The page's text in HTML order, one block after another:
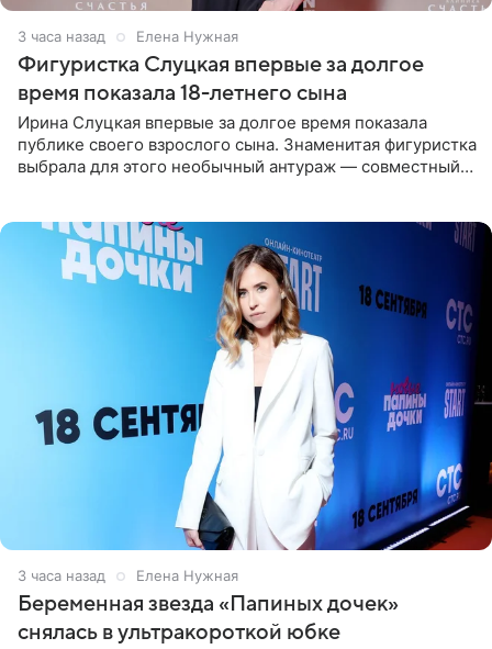
3 часа назад Елена Нужная
Фигуристка Слуцкая впервые за долгое
время показала 18-летнего сына
Ирина Слуцкая впервые за долгое время показала
публике своего взрослого сына. Знаменитая фигуристка
выбрала для этого необычный антураж — совместный
3 часа назад Елена Нужная
Беременная звезда «Папиных дочек»
снялась в ультракороткой юбке